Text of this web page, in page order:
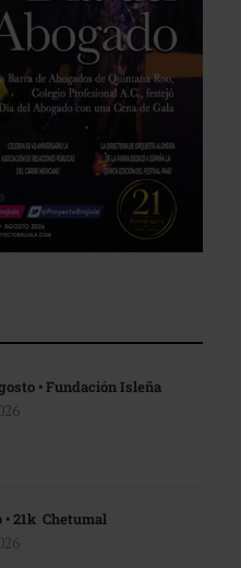
• Fundación Isleña
• 21k Chetumal